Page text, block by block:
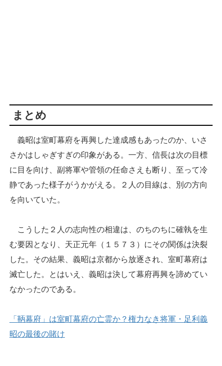
まとめ
義昭は室町幕府を再興した達成感もあったのか、いさ
さかはしゃぎすぎの印象がある。一方、信長は次の目標
に目を向け、副将軍や管領の任命さえも断り、至って冷
静であった様子がうかがえる。２人の目線は、別の方向
を向いていた。
こうした２人の志向性の相違は、のちのちに確執を生
む要因となり、天正元年（１５７３）にその関係は決裂
した。その結果、義昭は京都から放逐され、室町幕府は
滅亡した。とはいえ、義昭は決して幕府再興を諦めてい
なかったのである。
「鞆幕府」は室町幕府の亡霊か？権力なき将軍・足利義
昭の最後の賭け